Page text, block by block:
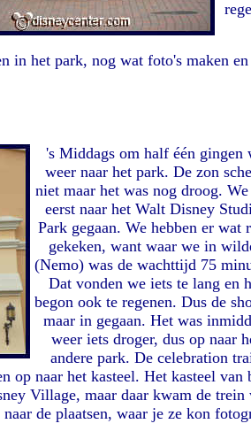
in het park, nog wat foto's maken
's Middags om half één gingen
weer naar het park. De zon
niet maar het was nog droog.
eerst naar het Walt Disney
Park gegaan. We hebben er wat
gekeken, want waar we in
(Nemo) was de wachttijd 75
Dat vonden we iets te lang en
begon ook te regenen. Dus de
maar in gegaan. Het was
weer iets droger, dus op naar
andere park. De celebration
op naar het kasteel. Het kasteel
Village, maar daar kwam de
de plaatsen, waar je ze kon